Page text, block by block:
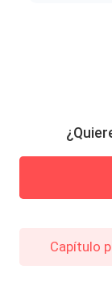
Capítulo